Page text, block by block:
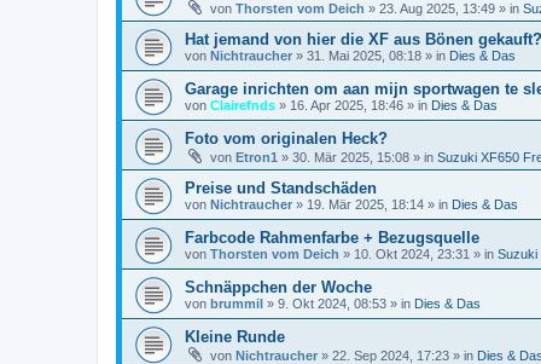
von Thorsten vom Deich » 23. Aug 2025, 13:49 » in
Hat jemand von hier die XF aus Bönen gekauft?
von Nichtraucher » 31. Mai 2025, 08:18 » in Dies & Das
Garage inrichten om aan mijn sportwagen te
von Clairefnds » 16. Apr 2025, 18:46 » in Dies & Das
Foto vom originalen Heck?
von Etron1 » 30. Mär 2025, 15:08 » in Suzuki XF650
Preise und Standschäden
von Nichtraucher » 19. Mär 2025, 18:14 » in Dies & Das
Farbcode Rahmenfarbe + Bezugsquelle
von Thorsten vom Deich » 10. Okt 2024, 23:31 » in Suzuki
Schnäppchen der Woche
von brummil » 9. Okt 2024, 08:53 » in Dies & Das
Kleine Runde
von Nichtraucher » 22. Sep 2024, 17:23 » in Dies & Das